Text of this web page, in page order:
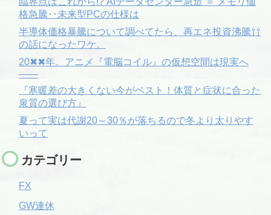
格急騰‥未来型PCの仕様は
半導体価格暴騰について調べてたら、再エネ投資沸騰⇧⇧
の話になったワケ。
20✖✖年。アニメ『電脳コイル』の仮想空間は現実へ
――
『寒暖差の大きくない今がベスト！体質と症状に合った
泉質の選び方』
夏って実は代謝20～30％が落ちるので冬より太りやす
いって
カテゴリー
FX
GW連休